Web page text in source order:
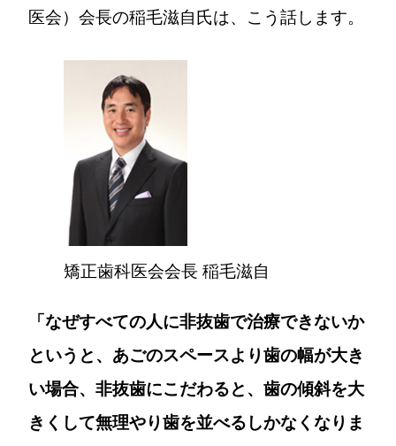
医会）会長の稲毛滋自氏は、こう話します。
矯正歯科医会会長 稲毛滋自
「なぜすべての人に非抜歯で治療できないか
というと、あごのスペースより歯の幅が大き
い場合、非抜歯にこだわると、歯の傾斜を大
きくして無理やり歯を並べるしかなくなりま